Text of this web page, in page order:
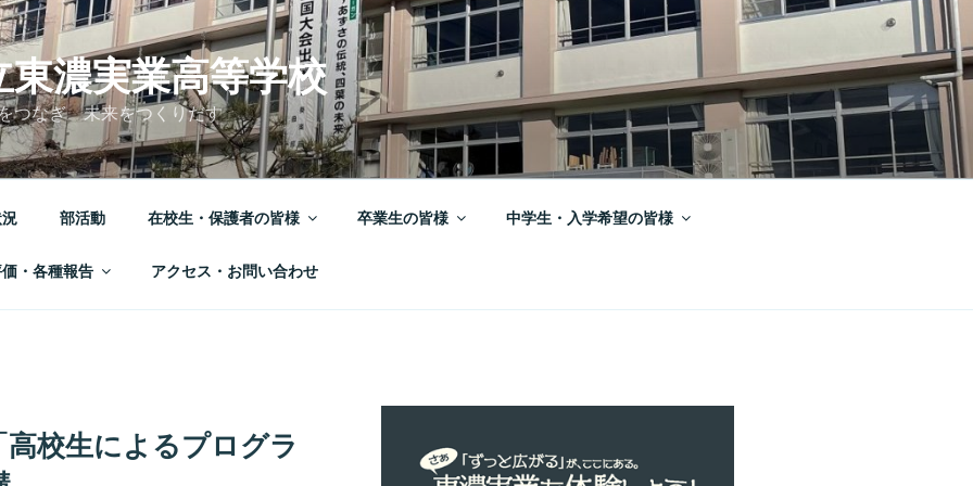
東濃実業高等学校
つなぎ 未来をつくりだす
部活動 在校生・保護者の皆様 卒業生の皆様 中学生・入学希望の皆様
・各種報告 アクセス・お問い合わせ
校生によるプログラ